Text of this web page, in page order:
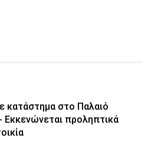
κατάστημα στο Παλαιό
Εκκενώνεται προληπτικά